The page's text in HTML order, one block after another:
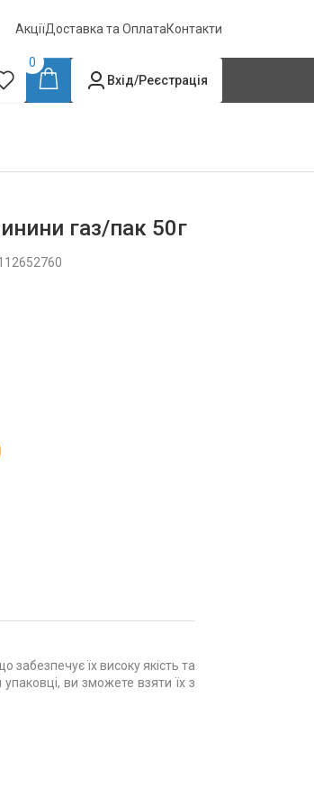
АкціїДоставка та ОплатаКонтакти
0
Вхід/Реєстрація
газ/пак 50г
забезпечує їх високу якість та
ви зможете взяти їх з